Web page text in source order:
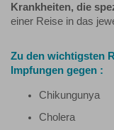
Krankheiten, die
einer Reise in das
Zu den wichtigsten
Impfungen gegen :
Chikungunya
Cholera